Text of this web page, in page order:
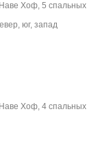
Хоф, 5 спальных
юг, запад
Хоф, 4 спальных